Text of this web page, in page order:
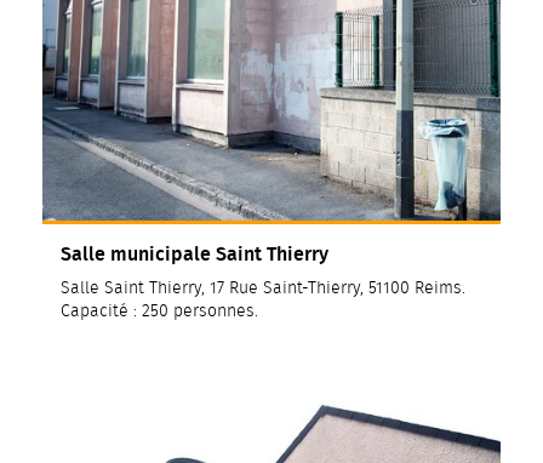
Salle municipale Saint Thierry
Salle Saint Thierry, 17 Rue Saint-Thierry, 51100 Reims.
Capacité : 250 personnes.